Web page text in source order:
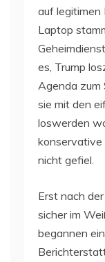
auf legitimen
Laptop
es, Trump
Agenda zum
sie mit den
loswerden
nicht gefiel.
Erst nach
sicher im
begannen